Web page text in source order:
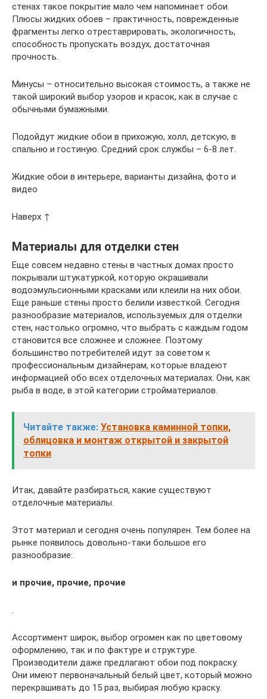
стенах такое покрытие мало чем напоминает обои.
Плюсы жидких обоев – практичность, поврежденные
фрагменты легко отреставрировать, экологичность,
способность пропускать воздух, достаточная
прочность.
Минусы – относительно высокая стоимость, а также не
такой широкий выбор узоров и красок, как в случае с
обычными бумажными.
Подойдут жидкие обои в прихожую, холл, детскую, в
спальню и гостиную. Средний срок службы – 6-8 лет.
Жидкие обои в интерьере, варианты дизайна, фото и
видео
Наверх ↑
Материалы для отделки стен
Еще совсем недавно стены в частных домах просто
покрывали штукатуркой, которую окрашивали
водоэмульсионными красками или клеили на них обои.
Еще раньше стены просто белили известкой. Сегодня
разнообразие материалов, используемых для отделки
стен, настолько огромно, что выбрать с каждым годом
становится все сложнее и сложнее. Поэтому
большинство потребителей идут за советом к
профессиональным дизайнерам, которые владеют
информацией обо всех отделочных материалах. Они, как
рыба в воде, в этой категории стройматериалов.
Читайте также: Установка каминной топки,
облицовка и монтаж открытой и закрытой
топки
Итак, давайте разбираться, какие существуют
отделочные материалы.
Этот материал и сегодня очень популярен. Тем более на
рынке появилось довольно-таки большое его
разнообразие:
и прочие, прочие, прочие
.
Ассортимент широк, выбор огромен как по цветовому
оформлению, так и по фактуре и структуре.
Производители даже предлагают обои под покраску.
Они имеют первоначальный белый цвет, который можно
перекрашивать до 15 раз, выбирая любую краску.